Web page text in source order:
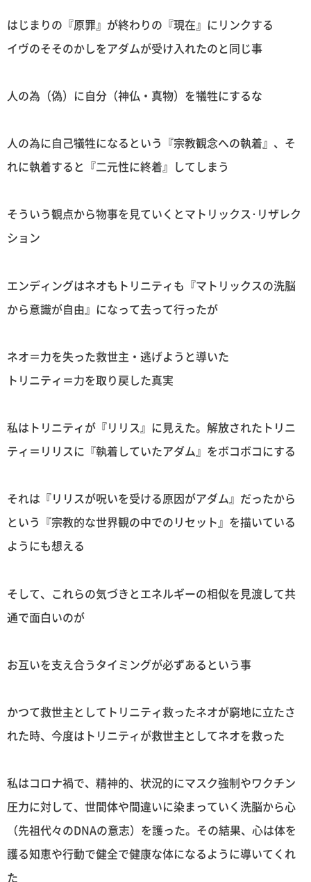
はじまりの『原罪』が終わりの『現在』にリンクする
イヴのそそのかしをアダムが受け入れたのと同じ事
人の為（偽）に自分（神仏・真物）を犠牲にするな
人の為に自己犠牲になるという『宗教観念への執着』、そ
れに執着すると『二元性に終着』してしまう
そういう観点から物事を見ていくとマトリックス･リザレク
ション
エンディングはネオもトリニティも『マトリックスの洗脳
から意識が自由』になって去って行ったが
ネオ＝力を失った救世主・逃げようと導いた
トリニティ＝力を取り戻した真実
私はトリニティが『リリス』に見えた。解放されたトリニ
ティ＝リリスに『執着していたアダム』をボコボコにする
それは『リリスが呪いを受ける原因がアダム』だったから
という『宗教的な世界観の中でのリセット』を描いている
ようにも想える
そして、これらの気づきとエネルギーの相似を見渡して共
通で面白いのが
お互いを支え合うタイミングが必ずあるという事
かつて救世主としてトリニティ救ったネオが窮地に立たさ
れた時、今度はトリニティが救世主としてネオを救った
私はコロナ禍で、精神的、状況的にマスク強制やワクチン
圧力に対して、世間体や間違いに染まっていく洗脳から心
（先祖代々のDNAの意志）を護った。その結果、心は体を
護る知恵や行動で健全で健康な体になるように導いてくれ
た